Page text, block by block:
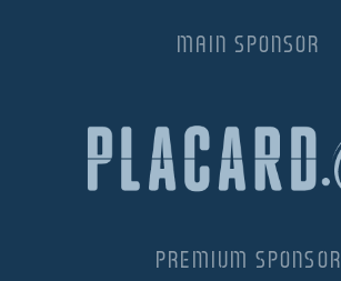
MAIN SPONSOR
PREMIUM SPONSOR